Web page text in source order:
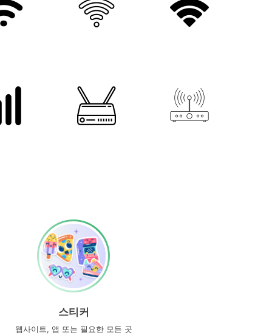
스티커
웹사이트, 앱 또는 필요한 모든 곳